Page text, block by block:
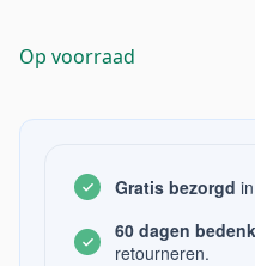
Op voorraad
Gratis bezorgd
60 dagen
retourneren.